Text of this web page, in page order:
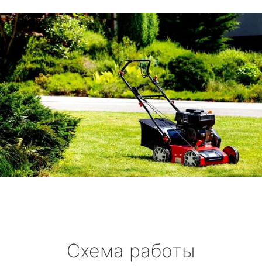
Схема работы